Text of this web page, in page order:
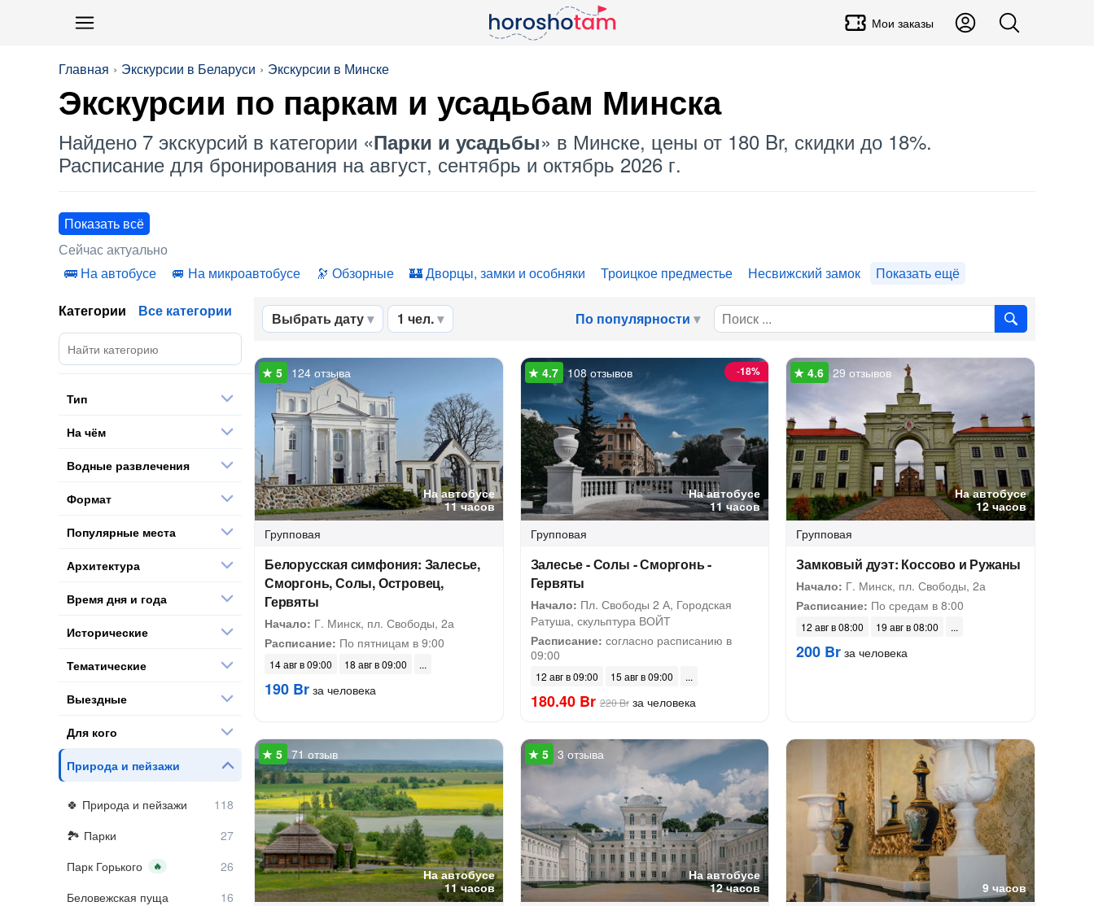
Мои заказы
Главная Экскурсии в Беларуси Экскурсии в Минске
Экскурсии по паркам и усадьбам Минска
Найдено 7 экскурсий в категории «Парки и усадьбы» в Минске, цены от 180 Br, скидки до 18%.
Расписание для бронирования на август, сентябрь и октябрь 2026 г.
Показать всё
Сейчас актуально
На автобусе
На микроавтобусе Обзорные Дворцы, замки и особняки Троицкое предместье Несвижский замок Показать ещё
Выбрать дату 1 чел. По популярности
На автобусе
11 часов
124 отзыва
Групповая
Белорусская симфония: Залесье,
Сморгонь, Солы, Островец,
Гервяты
Начало: Г. Минск, пл. Свободы, 2а
Расписание: По пятницам в 9:00
14 авг в 09:00 18 авг в 09:00
190 Br за человека
На автобусе
11 часов
-18%
108 отзывов
Групповая
Залесье - Солы - Сморгонь -
Гервяты
Начало: Пл. Свободы 2 А, Городская
Ратуша, скульптура ВОЙТ
Расписание: согласно расписанию в
09:00
12 авг в 09:00 15 авг в 09:00
180.40 Br 220 Brза человека
На автобусе
12 часов
29 отзывов
Групповая
Замковый дуэт: Коссово и Ружаны
Начало: Г. Минск, пл. Свободы, 2а
Расписание: По средам в 8:00
12 авг в 08:00 19 авг в 08:00
200 Br за человека
На автобусе
11 часов
71 отзыв
На автобусе
12 часов
3 отзыва
9 часов
Категории Все категории
Тип
На чём
Водные развлечения
Формат
Популярные места
Архитектура
Время дня и года
Исторические
Тематические
Выездные
Для кого
Природа и пейзажи
Природа и пейзажи
Парки
Парк Горького
🔥
Беловежская пуща